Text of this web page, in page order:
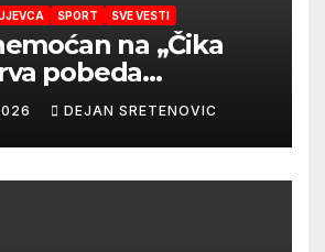
SPORT SVE VESTI
na „Čika
pobeda
u drugom
Dudića
DEJAN SRETENOVIC